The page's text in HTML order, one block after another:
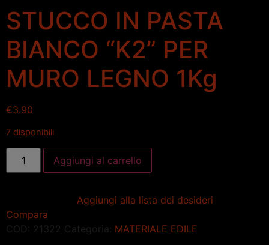
STUCCO IN PASTA
BIANCO “K2” PER
MURO LEGNO 1Kg
€3.90
7 disponibili
Aggiungi al carrello
Aggiungi alla lista dei desideri
Compara
COD: 21322 Categoria: MATERIALE EDILE